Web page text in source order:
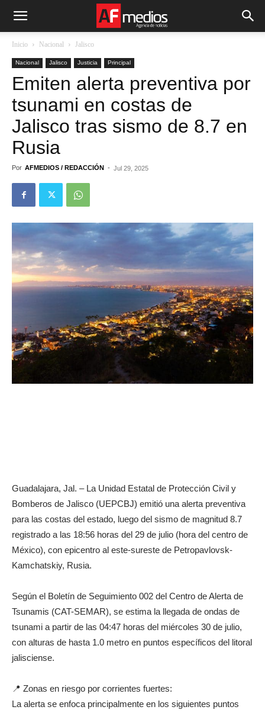
Inicio Nacional Jalisco
Nacional Jalisco Justicia Principal
Emiten alerta preventiva por
tsunami en costas de
Jalisco tras sismo de 8.7 en
Rusia
Por AFMEDIOS / REDACCIÓN - Jul 29, 2025
Guadalajara, Jal. – La Unidad Estatal de Protección Civil y
Bomberos de Jalisco (UEPCBJ) emitió una alerta preventiva
para las costas del estado, luego del sismo de magnitud 8.7
registrado a las 18:56 horas del 29 de julio (hora del centro de
México), con epicentro al este-sureste de Petropavlovsk-
Kamchatskiy, Rusia.
Según el Boletín de Seguimiento 002 del Centro de Alerta de
Tsunamis (CAT-SEMAR), se estima la llegada de ondas de
tsunami a partir de las 04:47 horas del miércoles 30 de julio,
con alturas de hasta 1.0 metro en puntos específicos del litoral
jalisciense.
📍 Zonas en riesgo por corrientes fuertes:
La alerta se enfoca principalmente en los siguientes puntos